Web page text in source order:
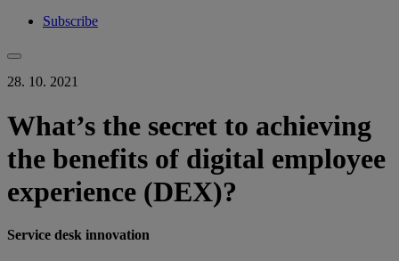
Subscribe
28. 10. 2021
What’s the secret to achieving
the benefits of digital employee
experience (DEX)?
Service desk innovation